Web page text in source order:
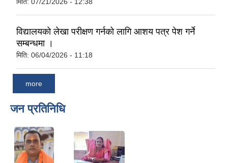
विद्यालयको लेखा परीक्षण गर्नको लागि आशय पत्र पेश गर्ने
सम्बन्धमा ।
मिति: 06/04/2026 - 11:18
more
जन प्रतिनिधि